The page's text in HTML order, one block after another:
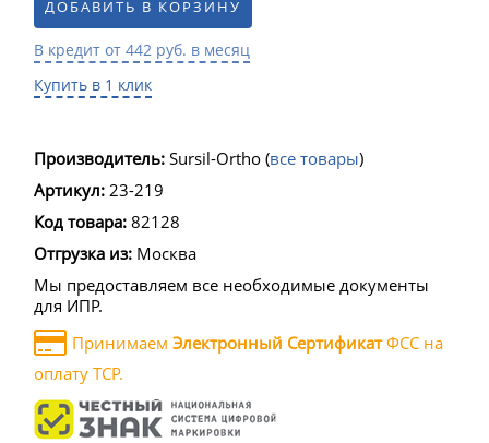
ДОБАВИТЬ В КОРЗИНУ
В кредит от 442 руб. в месяц
Купить в 1 клик
Производитель: Sursil-Ortho (все товары)
Артикул: 23-219
Код товара: 82128
Отгрузка из: Москва
Мы предоставляем все необходимые документы
для ИПР.
Принимаем Электронный СертификатФСС на
оплату ТСР.